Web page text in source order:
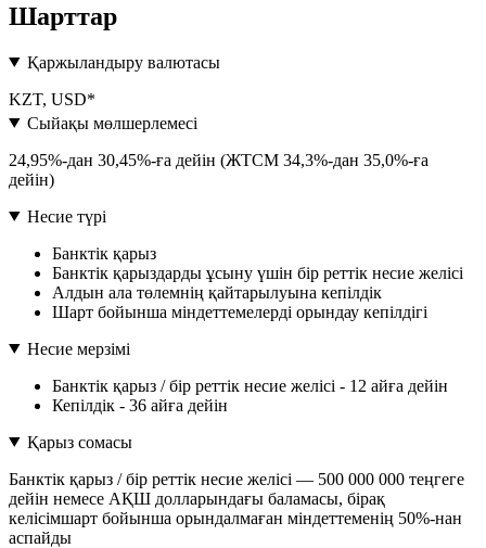
Шарттар
Қаржыландыру валютасы
KZT, USD*
Сыйақы мөлшерлемесі
24,95%-дан 30,45%-ға дейін (ЖТСМ 34,3%-дан 35,0%-ға
дейін)
Несие түрі
Банктік қарыз
Банктік қарыздарды ұсыну үшін бір реттік несие желісі
Алдын ала төлемнің қайтарылуына кепілдік
Шарт бойынша міндеттемелерді орындау кепілдігі
Несие мерзімі
Банктік қарыз / бір реттік несие желісі - 12 айға дейін
Кепілдік - 36 айға дейін
Қарыз сомасы
Банктік қарыз / бір реттік несие желісі — 500 000 000 теңгеге
дейін немесе АҚШ долларындағы баламасы, бірақ
келісімшарт бойынша орындалмаған міндеттеменің 50%-нан
аспайды